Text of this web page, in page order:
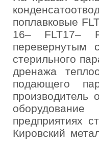
поплавковые
16– FLT17–
перевернутым
стерильного
дренажа
подающего
производитель
предприятиях
Кировский